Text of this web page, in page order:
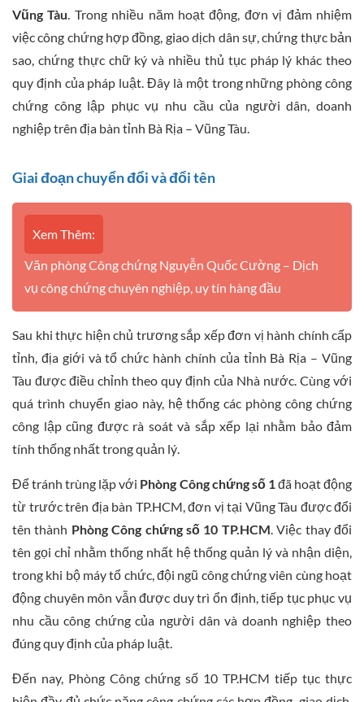
Vũng Tàu. Trong nhiều năm hoạt động, đơn vị đảm nhiệm
việc công chứng hợp đồng, giao dịch dân sự, chứng thực bản
sao, chứng thực chữ ký và nhiều thủ tục pháp lý khác theo
quy định của pháp luật. Đây là một trong những phòng công
chứng công lập phục vụ nhu cầu của người dân, doanh
nghiệp trên địa bàn tỉnh Bà Rịa – Vũng Tàu.
Giai đoạn chuyển đổi và đổi tên
Xem Thêm:
Văn phòng Công chứng Nguyễn Quốc Cường – Dịch
vụ công chứng chuyên nghiệp, uy tín hàng đầu
Sau khi thực hiện chủ trương sắp xếp đơn vị hành chính cấp
tỉnh, địa giới và tổ chức hành chính của tỉnh Bà Rịa – Vũng
Tàu được điều chỉnh theo quy định của Nhà nước. Cùng với
quá trình chuyển giao này, hệ thống các phòng công chứng
công lập cũng được rà soát và sắp xếp lại nhằm bảo đảm
tính thống nhất trong quản lý.
Để tránh trùng lặp với Phòng Công chứng số 1đã hoạt động
từ trước trên địa bàn TP.HCM, đơn vị tại Vũng Tàu được đổi
tên thành Phòng Công chứng số 10 TP.HCM. Việc thay đổi
tên gọi chỉ nhằm thống nhất hệ thống quản lý và nhận diện,
trong khi bộ máy tổ chức, đội ngũ công chứng viên cùng hoạt
động chuyên môn vẫn được duy trì ổn định, tiếp tục phục vụ
nhu cầu công chứng của người dân và doanh nghiệp theo
đúng quy định của pháp luật.
Đến nay, Phòng Công chứng số 10 TP.HCM tiếp tục thực